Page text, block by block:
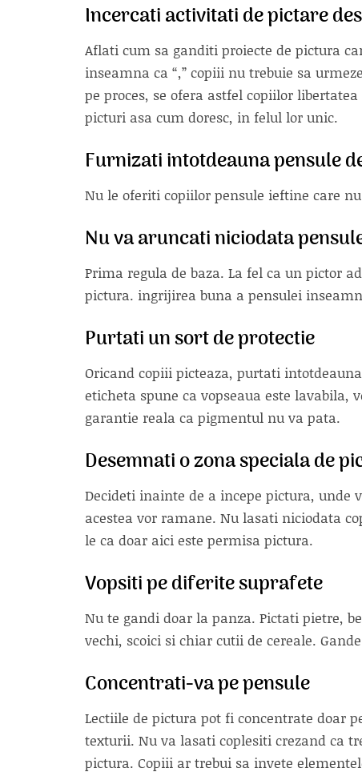
Incercati activitati de pictare
Aflati cum sa ganditi proiecte de pictura
inseamna ca “,” copiii nu trebuie sa
pe proces, se ofera astfel copiilor
picturi asa cum doresc, in felul lor unic.
Furnizati intotdeauna pensule
Nu le oferiti copiilor pensule ieftine care
Nu va aruncati niciodata
Prima regula de baza. La fel ca un pictor
pictura. ingrijirea buna a pensulei
Purtati un sort de protectie
Oricand copiii picteaza, purtati
eticheta spune ca vopseaua este
garantie reala ca pigmentul nu va pata.
Desemnati o zona speciala de
Decideti inainte de a incepe pictura,
acestea vor ramane. Nu lasati niciodata
le ca doar aici este permisa pictura.
Vopsiti pe diferite suprafete
Nu te gandi doar la panza. Pictati pietre,
vechi, scoici si chiar cutii de cereale.
Concentrati-va pe pensule
Lectiile de pictura pot fi concentrate doar
texturii. Nu va lasati coplesiti crezand ca
pictura. Copiii ar trebui sa invete